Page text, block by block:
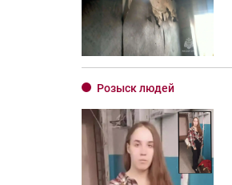
Розыск людей